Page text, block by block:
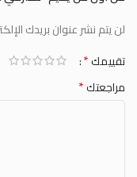
لن يتم نشر عنوان بريدك
تقييمك*
مراجعتك*